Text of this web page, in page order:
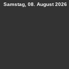
Samstag, 08. August 2026